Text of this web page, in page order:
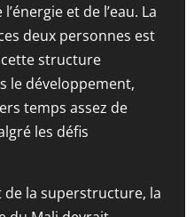
et de l’eau. La
deux personnes est
cette structure
le développement,
temps assez de
les défis
la superstructure, la